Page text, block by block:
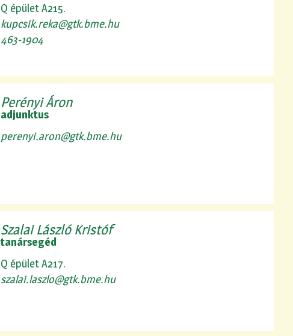
Q épület A215.
kupcsik.reka@gtk.bme.hu
463-1904
Perényi Áron
adjunktus
perenyi.aron@gtk.bme.hu
Szalai László Kristóf
tanársegéd
Q épület A217.
szalai.laszlo@gtk.bme.hu